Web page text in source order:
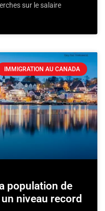
sur le salaire
IMMIGRATION AU CANADA
population de
niveau record